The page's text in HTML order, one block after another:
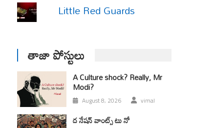
Little Red Guards
తాజా పోస్టులు
A Culture shock? Really, Mr
Modi?
August 8, 2026 vimal
ద నేషన్ వాంట్స్ టు నో